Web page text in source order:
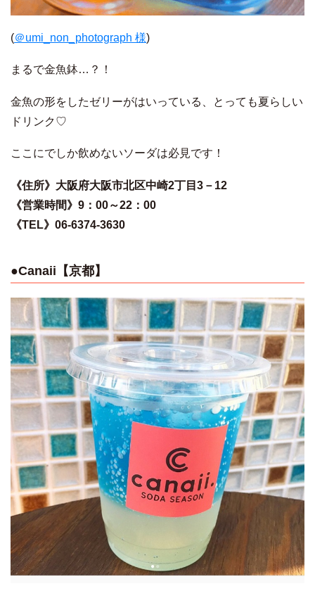
(＠umi_non_photograph 様)
まるで金魚鉢…？！
金魚の形をしたゼリーがはいっている、とっても夏らしい
ドリンク♡
ここにでしか飲めないソーダは必見です！
《住所》大阪府大阪市北区中崎2丁目3－12
《営業時間》9：00～22：00
《TEL》06-6374-3630
●Canaii【京都】